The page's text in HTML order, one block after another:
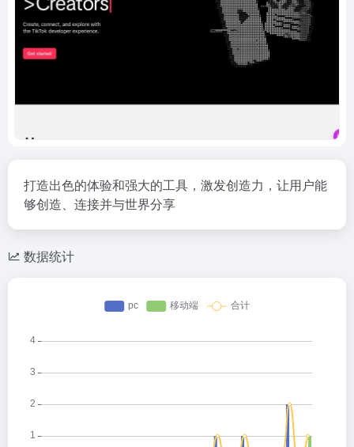
打造出色的体验和强大的工具，激发创造力，让用户能
够创造、连接并与世界分享
数据统计